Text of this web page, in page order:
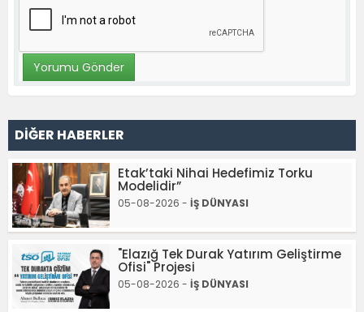
DİĞER HABERLER
Etak’taki Nihai Hedefimiz Torku
Modelidir”
05-08-2026 - İŞ DÜNYASI
"Elazığ Tek Durak Yatırım Geliştirme
Ofisi" Projesi
05-08-2026 - İŞ DÜNYASI